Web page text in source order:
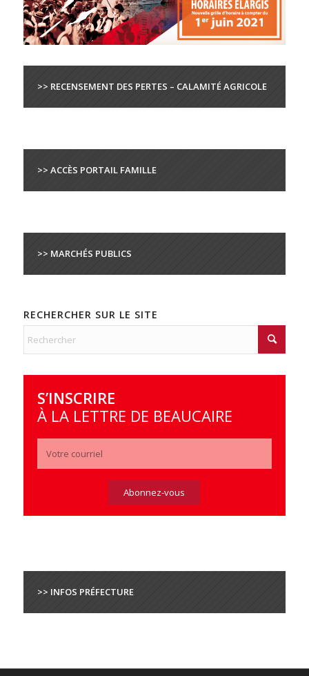
>> RECENSEMENT DES PERTES – CALAMITÉ AGRICOLE
>> ACCÈS PORTAIL FAMILLE
>> MARCHÉS PUBLICS
RECHERCHER SUR LE SITE
S’INSCRIRE
À LA LETTRE DE BEAUCAIRE
>> INFOS PRÉFECTURE